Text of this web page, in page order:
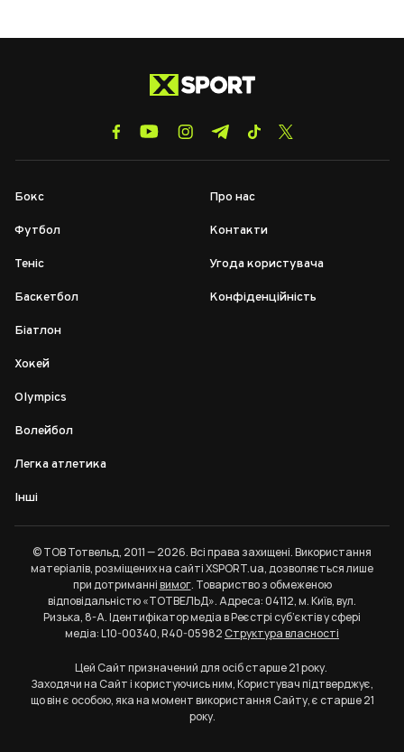
Бокс
Футбол
Теніс
Баскетбол
Біатлон
Хокей
Olympics
Волейбол
Легка атлетика
Інші
Про нас
Контакти
Угода користувача
Конфіденційність
© ТОВ Тотвельд, 2011 — 2026. Всі права захищені. Використання
матеріалів, розміщених на сайті XSPORT.ua, дозволяється лише
при дотриманнівимог. Товариство з обмеженою
відповідальністю «ТОТВЕЛЬД». Адреса: 04112, м. Київ, вул.
Ризька, 8-А. Ідентифікатор медіа в Реєстрі суб’єктів у сфері
медіа: L10-00340, R40-05982Структура власності
Цей Сайт призначений для осіб старше 21 року.
Заходячи на Сайт і користуючись ним, Користувач підтверджує,
що він є особою, яка на момент використання Сайту, є старше 21
року.